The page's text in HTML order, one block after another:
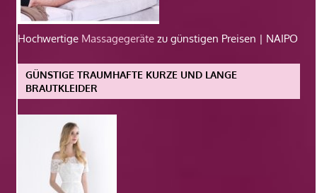
Hochwertige Massagegeräte zu günstigen Preisen | NAIPO
GÜNSTIGE TRAUMHAFTE KURZE UND LANGE
BRAUTKLEIDER